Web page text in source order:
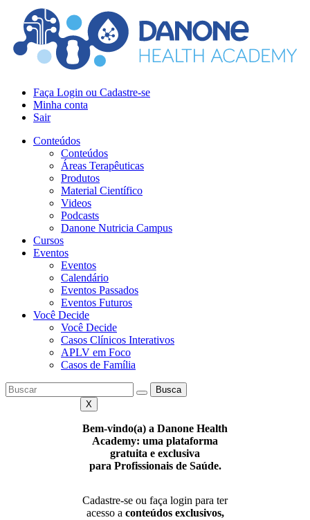
Faça Login ou Cadastre-se
Minha conta
Sair
Conteúdos
Conteúdos
Áreas Terapêuticas
Produtos
Material Científico
Videos
Podcasts
Danone Nutricia Campus
Cursos
Eventos
Eventos
Calendário
Eventos Passados
Eventos Futuros
Você Decide
Você Decide
Casos Clínicos Interativos
APLV em Foco
Casos de Família
Busca
X
Bem-vindo(a) a Danone Health
Academy: uma plataforma
gratuita e exclusiva
para Profissionais de Saúde.
Cadastre-se ou faça login para ter
acesso a conteúdos exclusivos,